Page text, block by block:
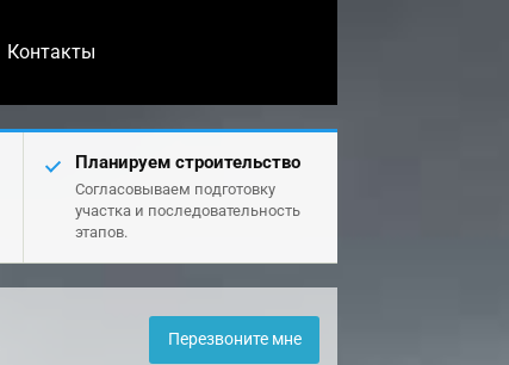
Контакты
Планируем строительство
Согласовываем подготовку
участка и последовательность
этапов.
Перезвоните мне